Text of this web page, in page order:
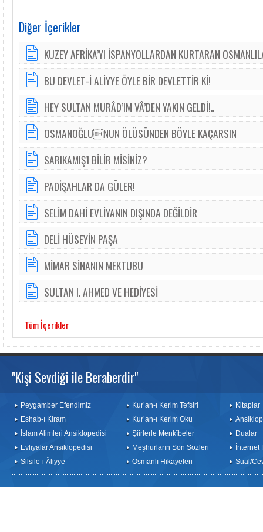
Diğer İçerikler
KUZEY AFRİKA’YI İSPANYOLLARDAN KURTARAN
BU DEVLET-İ ALİYYE ÖYLE BİR DEVLETTİR Kİ!
HEY SULTAN MURÂD’IM VÂ’DEN YAKIN GELDİ!..
OSMANOĞLUNUN ÖLÜSÜNDEN BÖYLE KAÇARSIN
SARIKAMIŞ'I BİLİR MİSİNİZ?
PADİŞAHLAR DA GÜLER!
SELİM DAHİ EVLİYANIN DIŞINDA DEĞİLDİR
DELİ HÜSEYİN PAŞA
MİMAR SİNANIN MEKTUBU
SULTAN I. AHMED VE HEDİYESİ
Tüm İçerikler
"Kişi Sevdiği ile Beraberdir"
Peygamber Efendimiz
Eshab-ı Kiram
İslam Alimleri Ansiklopedisi
Evliyalar Ansiklopedisi
Silsile-i Âliyye
Kur’an-ı Kerim Tefsiri
Kur’an-ı Kerim Oku
Şiirlerle Menkîbeler
Meşhurların Son Sözleri
Osmanlı Hikayeleri
Kitaplar
Dualar
İnternet
Sual/